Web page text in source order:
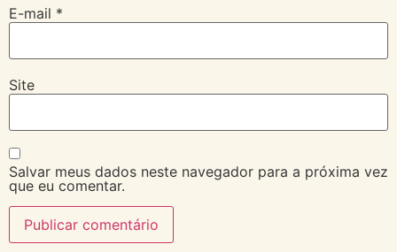
E-mail *
Site
Salvar meus dados neste navegador para a próxima vez
que eu comentar.